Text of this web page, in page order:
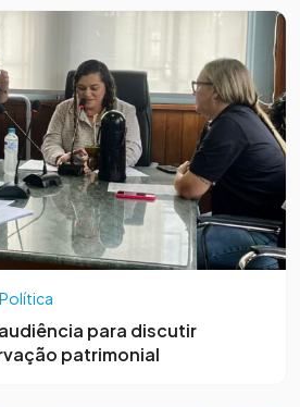
Política
para discutir
patrimonial